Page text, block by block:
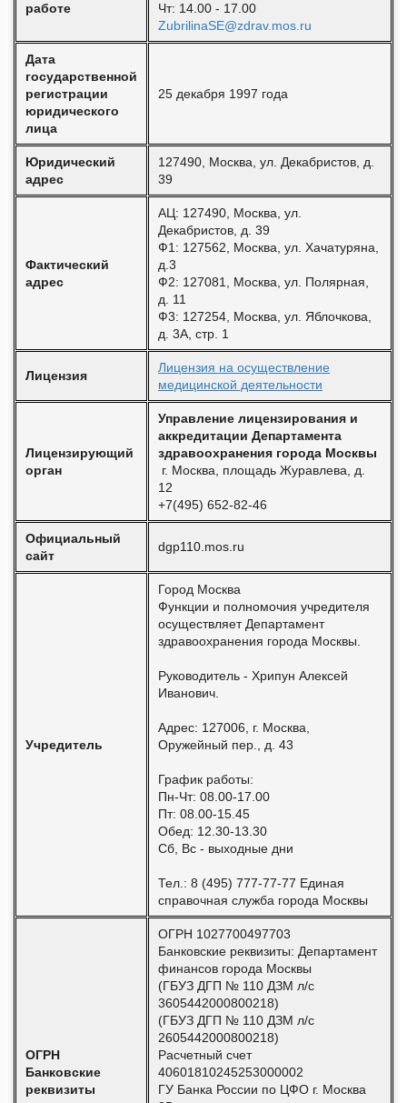
работе
Чт: 14.00 - 17.00
ZubrilinaSE@zdrav.mos.ru
Дата
государственной
регистрации
юридического
лица
25 декабря 1997 года
Юридический
адрес
127490, Москва, ул. Декабристов, д.
39
Фактический
адрес
АЦ: 127490, Москва, ул.
Декабристов, д. 39
Ф1: 127562, Москва, ул. Хачатуряна,
д.3
Ф2: 127081, Москва, ул. Полярная,
д. 11
Ф3: 127254, Москва, ул. Яблочкова,
д. 3А, стр. 1
Лицензия
Лицензия на осуществление
медицинской деятельности
Лицензирующий
орган
Управление лицензирования и
аккредитации Департамента
здравоохранения города Москвы
г. Москва, площадь Журавлева, д.
12
+7(495) 652-82-46
Официальный
сайт
dgp110.mos.ru
Учредитель
Город Москва
Функции и полномочия учредителя
осуществляет Департамент
здравоохранения города Москвы.
Руководитель - Хрипун Алексей
Иванович.
Адрес: 127006, г. Москва,
Оружейный пер., д. 43
График работы:
Пн-Чт: 08.00-17.00
Пт: 08.00-15.45
Обед: 12.30-13.30
Сб, Вс - выходные дни
Тел.: 8 (495) 777-77-77 Единая
справочная служба города Москвы
ОГРН
Банковские
реквизиты
ОГРН 1027700497703
Банковские реквизиты: Департамент
финансов города Москвы
(ГБУЗ ДГП № 110 ДЗМ л/с
3605442000800218)
(ГБУЗ ДГП № 110 ДЗМ л/с
2605442000800218)
Расчетный счет
40601810245253000002
ГУ Банка России по ЦФО г. Москва